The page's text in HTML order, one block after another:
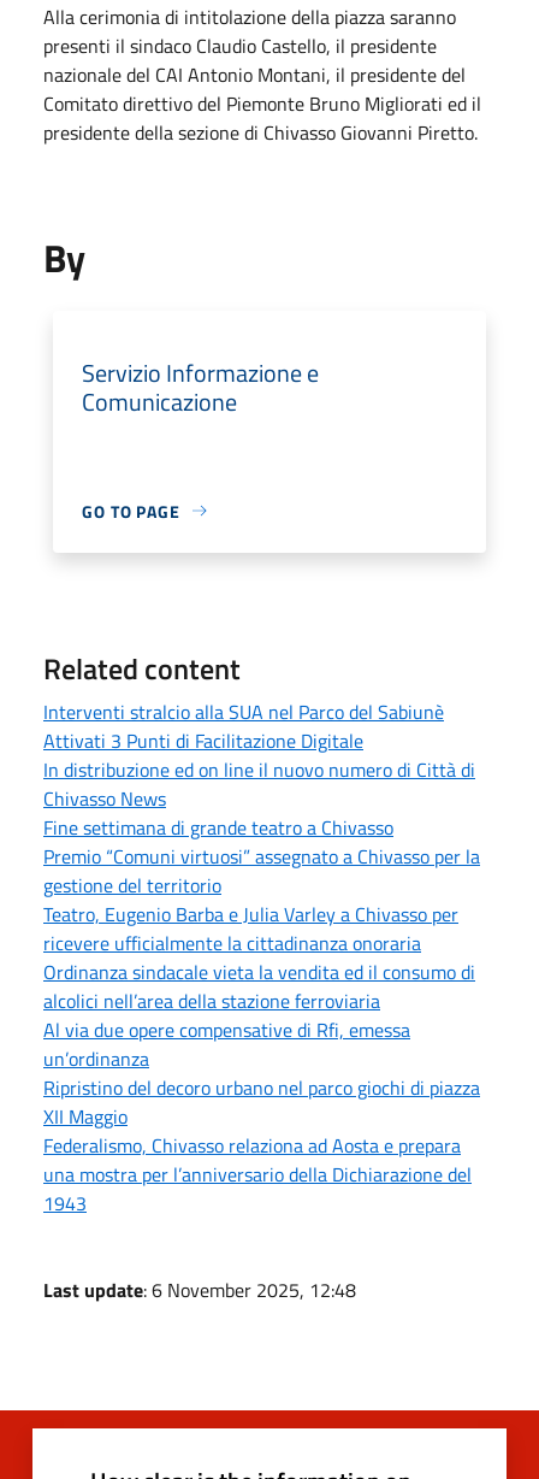
Alla cerimonia di intitolazione della piazza saranno
presenti il sindaco Claudio Castello, il presidente
nazionale del CAI Antonio Montani, il presidente del
Comitato direttivo del Piemonte Bruno Migliorati ed il
presidente della sezione di Chivasso Giovanni Piretto.
By
Servizio Informazione e
Comunicazione
GO TO PAGE
Related content
Interventi stralcio alla SUA nel Parco del Sabiunè
Attivati 3 Punti di Facilitazione Digitale
In distribuzione ed on line il nuovo numero di Città di
Chivasso News
Fine settimana di grande teatro a Chivasso
Premio “Comuni virtuosi” assegnato a Chivasso per la
gestione del territorio
Teatro, Eugenio Barba e Julia Varley a Chivasso per
ricevere ufficialmente la cittadinanza onoraria
Ordinanza sindacale vieta la vendita ed il consumo di
alcolici nell’area della stazione ferroviaria
Al via due opere compensative di Rfi, emessa
un’ordinanza
Ripristino del decoro urbano nel parco giochi di piazza
XII Maggio
Federalismo, Chivasso relaziona ad Aosta e prepara
una mostra per l’anniversario della Dichiarazione del
1943
Last update: 6 November 2025, 12:48